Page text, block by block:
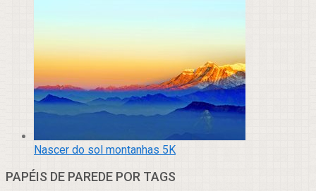
Nascer do sol montanhas 5K
PAPÉIS DE PAREDE POR TAGS